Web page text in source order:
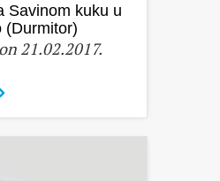
Savinom kuku u
(Durmitor)
21.02.2017.